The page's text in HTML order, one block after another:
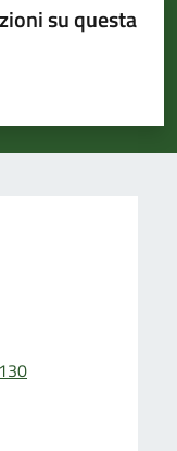
su questa